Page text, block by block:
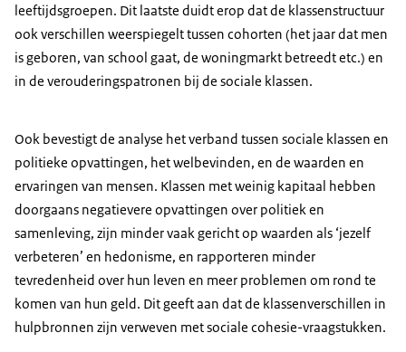
leeftijdsgroepen. Dit laatste duidt erop dat de klassenstructuur
ook verschillen weerspiegelt tussen cohorten (het jaar dat men
is geboren, van school gaat, de woningmarkt betreedt etc.) en
in de verouderingspatronen bij de sociale klassen.
Ook bevestigt de analyse het verband tussen sociale klassen en
politieke opvattingen, het welbevinden, en de waarden en
ervaringen van mensen. Klassen met weinig kapitaal hebben
doorgaans negatievere opvattingen over politiek en
samenleving, zijn minder vaak gericht op waarden als ‘jezelf
verbeteren’ en hedonisme, en rapporteren minder
tevredenheid over hun leven en meer problemen om rond te
komen van hun geld. Dit geeft aan dat de klassenverschillen in
hulpbronnen zijn verweven met sociale cohesie-vraagstukken.